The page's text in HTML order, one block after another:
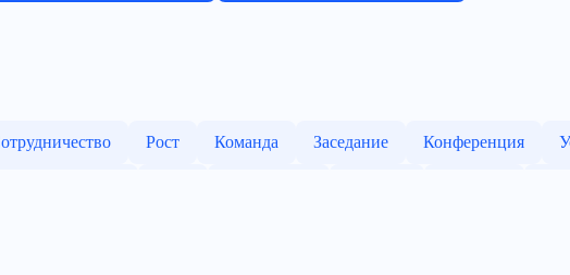
Рост Команда Заседание Конференция